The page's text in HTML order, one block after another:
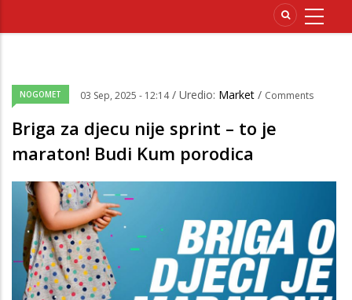
NOGOMET 03 Sep, 2025 - 12:14 / Uredio: Market / Comments
Briga za djecu nije sprint – to je
maraton! Budi Kum porodica